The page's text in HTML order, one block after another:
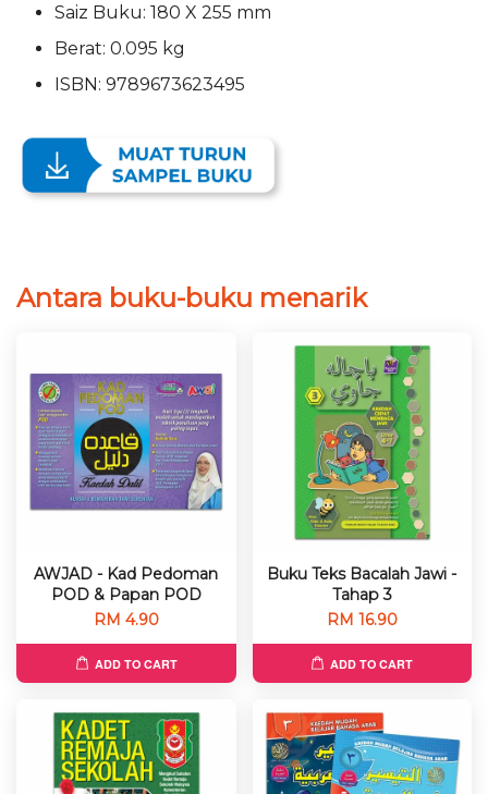
Saiz Buku: 180 X 255 mm
Berat: 0.095 kg
ISBN: 9789673623495
Antara buku-buku menarik
AWJAD - Kad Pedoman
POD & Papan POD
RM 4.90
ADD TO CART
Buku Teks Bacalah Jawi -
Tahap 3
RM 16.90
ADD TO CART